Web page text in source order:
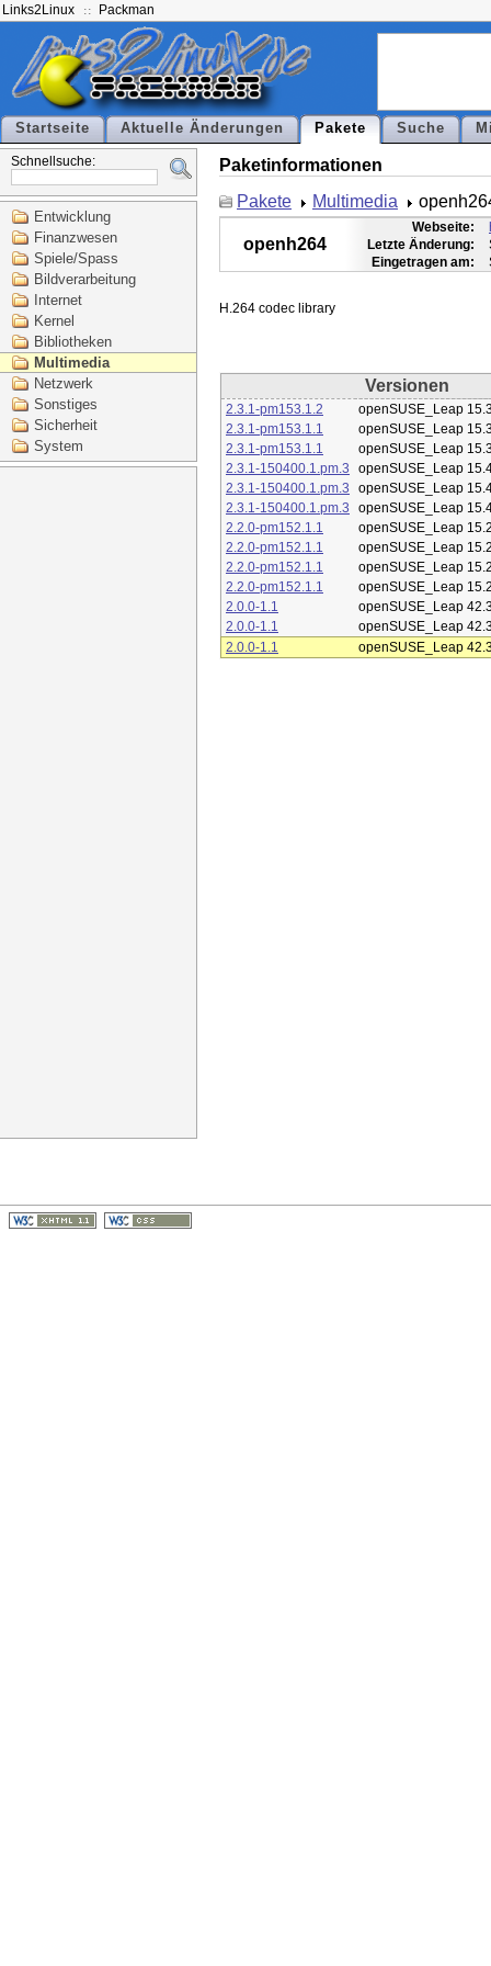
Links2Linux Packman
Startseite Aktuelle Änderungen Pakete Suche
Schnellsuche:
Entwicklung
Finanzwesen
Spiele/Spass
Bildverarbeitung
Internet
Kernel
Bibliotheken
Multimedia
Netzwerk
Sonstiges
Sicherheit
System
Paketinformationen
Pakete
Multimedia
openh264
Webseite:
Letzte Änderung:
Eingetragen am:
Versionen
2.3.1-pm153.1.2
openSUSE_Leap
2.3.1-pm153.1.1
openSUSE_Leap
2.3.1-pm153.1.1
openSUSE_Leap
2.3.1-150400.1.pm.3
openSUSE_Leap
2.3.1-150400.1.pm.3
openSUSE_Leap
2.3.1-150400.1.pm.3
openSUSE_Leap
2.2.0-pm152.1.1
openSUSE_Leap
2.2.0-pm152.1.1
openSUSE_Leap
2.2.0-pm152.1.1
openSUSE_Leap
2.2.0-pm152.1.1
openSUSE_Leap
2.0.0-1.1
openSUSE_Leap
2.0.0-1.1
openSUSE_Leap
2.0.0-1.1
openSUSE_Leap